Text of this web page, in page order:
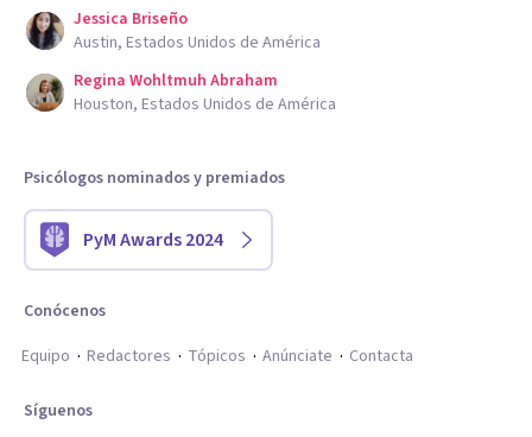
Jessica Briseño
Austin, Estados Unidos de América
Regina Wohltmuh Abraham
Houston, Estados Unidos de América
Psicólogos nominados y premiados
PyM Awards 2024
Conócenos
Equipo
Redactores Tópicos Anúnciate Contacta
Síguenos